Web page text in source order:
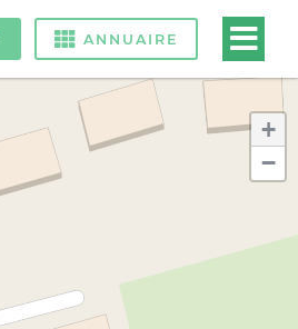
ANNUAIRE
+
−